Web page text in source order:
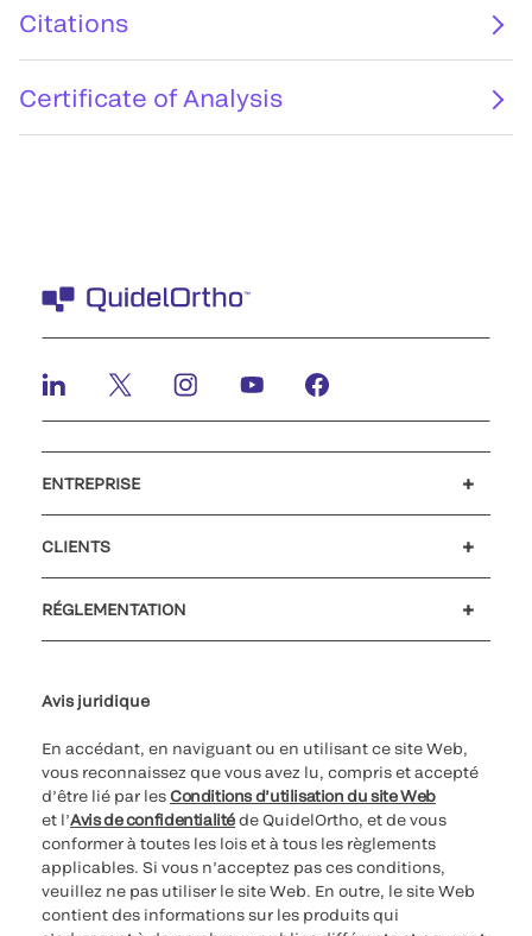
Citations
Certificate of Analysis
ENTREPRISE
CLIENTS
RÉGLEMENTATION
Avis juridique
En accédant, en naviguant ou en utilisant ce site Web,
vous reconnaissez que vous avez lu, compris et accepté
d’être lié par lesConditions d’utilisation du site Web
et l’Avis de confidentialitéde QuidelOrtho, et de vous
conformer à toutes les lois et à tous les règlements
applicables. Si vous n’acceptez pas ces conditions,
veuillez ne pas utiliser le site Web. En outre, le site Web
contient des informations sur les produits qui